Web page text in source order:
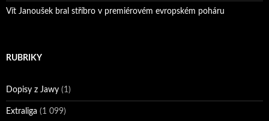
Vít Janoušek bral stříbro v premiérovém evropském poháru
RUBRIKY
Dopisy z Jawy (1)
Extraliga (1 099)